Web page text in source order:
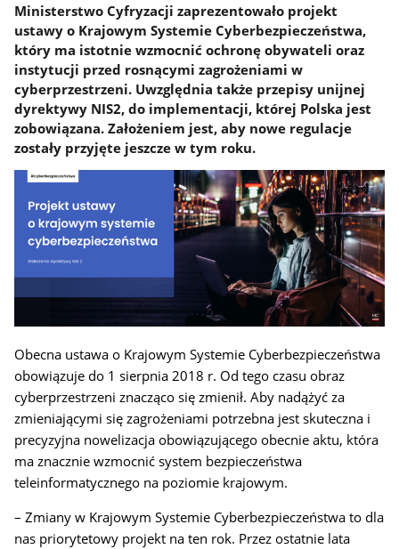
Ministerstwo Cyfryzacji zaprezentowało projekt
ustawy o Krajowym Systemie Cyberbezpieczeństwa,
który ma istotnie wzmocnić ochronę obywateli oraz
instytucji przed rosnącymi zagrożeniami w
cyberprzestrzeni. Uwzględnia także przepisy unijnej
dyrektywy NIS2, do implementacji, której Polska jest
zobowiązana. Założeniem jest, aby nowe regulacje
zostały przyjęte jeszcze w tym roku.
Obecna ustawa o Krajowym Systemie Cyberbezpieczeństwa
obowiązuje do 1 sierpnia 2018 r. Od tego czasu obraz
cyberprzestrzeni znacząco się zmienił. Aby nadążyć za
zmieniającymi się zagrożeniami potrzebna jest skuteczna i
precyzyjna nowelizacja obowiązującego obecnie aktu, która
ma znacznie wzmocnić system bezpieczeństwa
teleinformatycznego na poziomie krajowym.
–Zmiany w Krajowym Systemie Cyberbezpieczeństwa to dla
nas priorytetowy projekt na ten rok. Przez ostatnie lata